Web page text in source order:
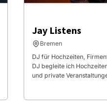
Jay Listens
Bremen
DJ für Hochzeiten,
DJ begleite ich
und private